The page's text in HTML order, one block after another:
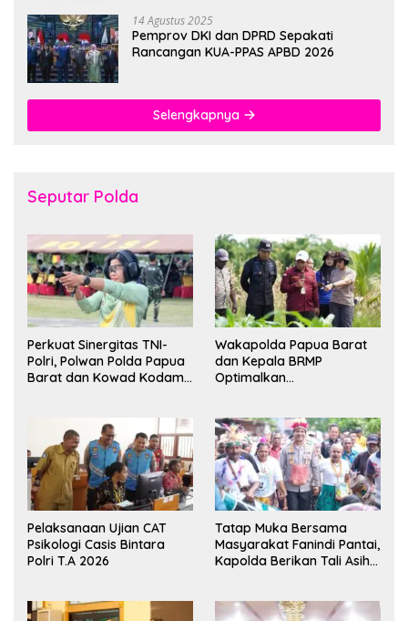
14 Agustus 2025
Pemprov DKI dan DPRD Sepakati
Rancangan KUA-PPAS APBD 2026
Selengkapnya
Seputar Polda
Perkuat Sinergitas TNI-
Polri, Polwan Polda Papua
Barat dan Kowad Kodam
Persahabatan
Wakapolda Papua Barat
dan Kepala BRMP
Optimalkan
Pangan Papua Barat
Pelaksanaan Ujian CAT
Psikologi Casis Bintara
Polri T.A 2026
Tatap Muka Bersama
Masyarakat Fanindi Pantai,
Kapolda Berikan Tali Asih